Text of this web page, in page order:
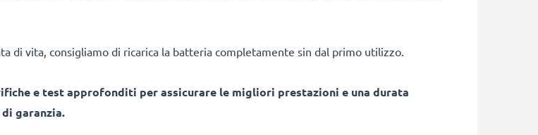
di vita, consigliamo di ricarica la batteria completamente sin dal primo utilizzo.
e test approfonditi per assicurare le migliori prestazioni e una durata
garanzia.